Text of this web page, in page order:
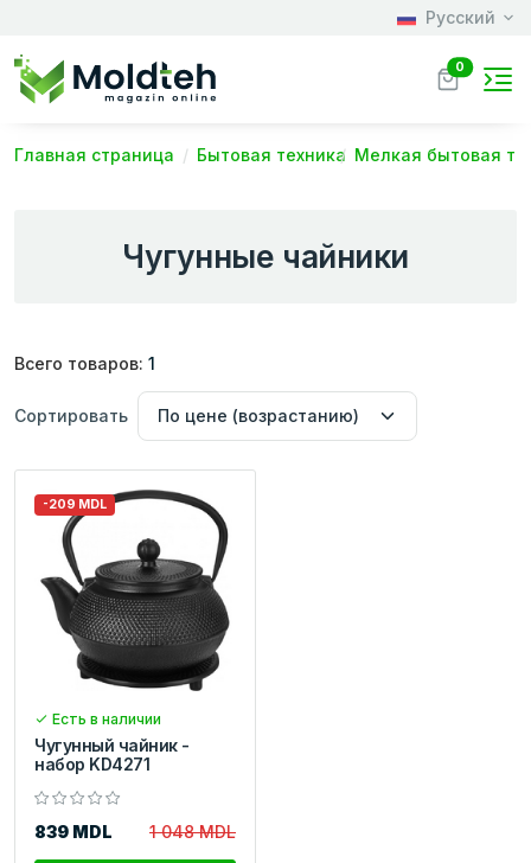
Русский
0
Главная страница Бытовая техника Мелкая бытовая
Чугунные чайники
Всего товаров: 1
Сортировать
-209 MDL
Есть в наличии
Чугунный чайник -
набор KD4271
839 MDL 1 048 MDL